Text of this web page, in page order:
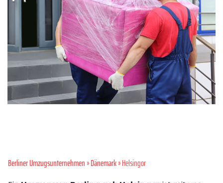
Berliner Umzugsunternehmen»Dänemark» Helsingor